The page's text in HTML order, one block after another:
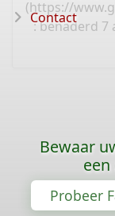
(https://
: benaderd 7
Contact
Bewaar
Probeer